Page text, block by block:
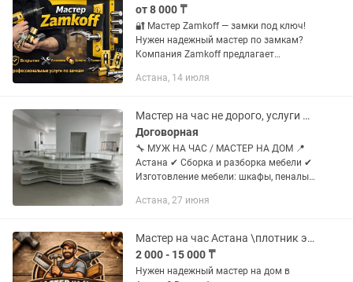
от 8 000 ₸
🔐 Мастер Zamkoff — замки под ключ!
Нужен надежный мастер по замкам?
Компания Zamkoff предлагает
дверных замков без повреждений ✅
✅...
Астана, 14 июля
Мастер на час не дорого, услуги мебельщика сборка разборка опыт 15 лет
Договорная
🔧 МУЖ НА ЧАС / МАСТЕР НА ДОМ 📍
Астана ✔ Сборка и разборка мебели ✔
Изготовление мебели: шкафы, пеналы,
Установка люстр, карнизов, ТВ ✔
Астана, 27 июня
Мастер на час Астана \плотник электрик сантехник / 24/7
2 000 - 15 000 ₸
Нужен надежный мастер на дом в